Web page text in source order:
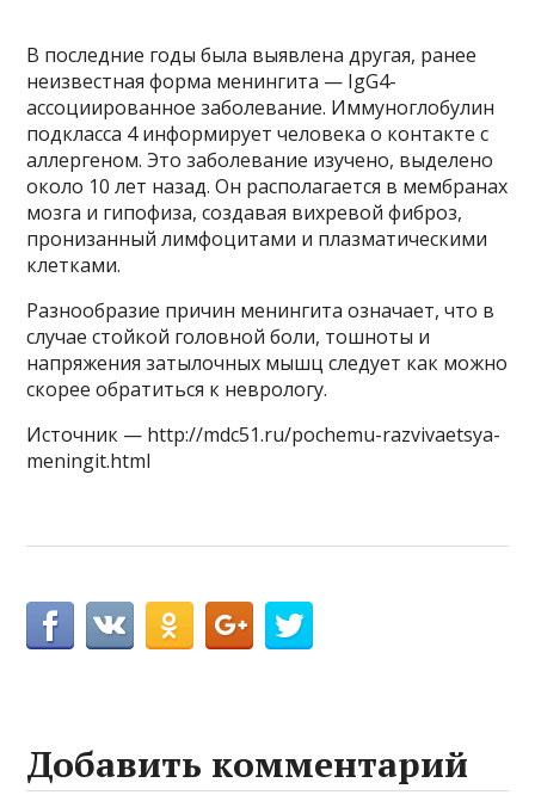
В последние годы была выявлена ​​другая, ранее
неизвестная форма менингита — IgG4-
ассоциированное заболевание. Иммуноглобулин
подкласса 4 информирует человека о контакте с
аллергеном. Это заболевание изучено, выделено
около 10 лет назад. Он располагается в мембранах
мозга и гипофиза, создавая вихревой фиброз,
пронизанный лимфоцитами и плазматическими
клетками.
Разнообразие причин менингита означает, что в
случае стойкой головной боли, тошноты и
напряжения затылочных мышц следует как можно
скорее обратиться к неврологу.
Источник — http://mdc51.ru/pochemu-razvivaetsya-
meningit.html
Добавить комментарий